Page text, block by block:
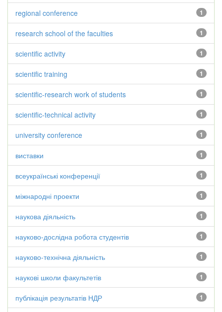
1
regional conference
1
research school of the faculties
1
scientific activity
1
scientific training
1
scientific-research work of students
1
scientific-technical activity
1
university conference
1
виставки
1
всеукраїнські конференції
1
міжнародні проекти
1
наукова діяльність
1
науково-дослідна робота студентів
1
науково-технічна діяльність
1
наукові школи факультетів
1
публікація результатів НДР